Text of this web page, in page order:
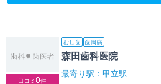
口コミ 0件
むし歯 歯周病
森田歯科医院
最寄り駅：甲立駅